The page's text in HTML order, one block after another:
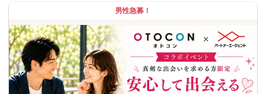
男性急募！